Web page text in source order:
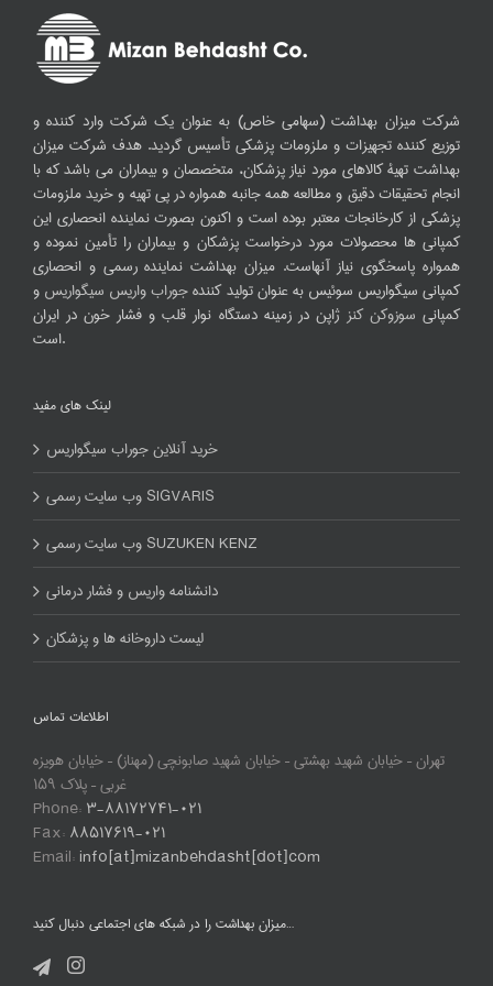
شرکت میزان بهداشت (سهامی خاص) به عنوان یک شرکت وارد کننده و
توزیع کننده تجهیزات و ملزومات پزشکی تأسیس گردید. هدف شرکت میزان
بهداشت تهیۀ کالاهای مورد نیاز پزشکان، متخصصان و بیماران می باشد که با
انجام تحقیقات دقیق و مطالعه همه جانبه همواره در پی تهیه و خرید ملزومات
پزشکی از کارخانجات معتبر بوده است و اکنون بصورت نماینده انحصاری این
کمپانی ها محصولات مورد درخواست پزشکان و بیماران را تأمین نموده و
همواره پاسخگوی نیاز آنهاست. میزان بهداشت نماینده رسمی و انحصاری
کمپانی سیگواریس سوئیس به عنوان تولید کنندهجوراب واریس سیگواریسو
کمپانی سوزوکن کنز ژاپن در زمینه دستگاه نوار قلب و فشار خون در ایران
است.
لینک های مفید
خرید آنلاین جوراب سیگواریس
وب سایت رسمی SIGVARIS
وب سایت رسمی SUZUKEN KENZ
دانشنامه واریس و فشار درمانی
لیست داروخانه ها و پزشکان
اطلاعات تماس
تهران – خیابان شهید بهشتی – خیابان شهید صابونچی (مهناز) – خیابان هویزه
غربی – پلاک ۱۵۹
Phone:۳-۸۸۱۷۲۷۴۱-۰۲۱
Fax:۸۸۵۱۷۶۱۹-۰۲۱
Email:info[at]mizanbehdasht[dot]com
میزان بهداشت را در شبکه های اجتماعی دنبال کنید…